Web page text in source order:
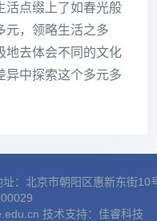
活点缀上了如春光般
元，领略生活之多
地去体会不同的文化
异中探索这个多元多
：北京市朝阳区惠新东街10
技术支持： 佳睿科技